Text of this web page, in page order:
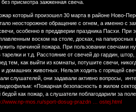
присмотра зажженная свеча.
который произошел 30 марта в районе Ново-
неосторожное обращение с огнем, а именно с
особенно в преддверии праздника Пасхи.
воском на столе, досках, на
причиной пожара. При пользовании свечами
тарелки и т.д. Расстояние от свечей до гардин,
тем, как выйти из комнаты, потушите свечи,
и домашних животных. Нельзя ходить с горящей
слушателей, они задавали активно вопросы,
«Пожарная безопасность в жилом
бедой как пожар, а слушатели поблагодарили за
www.np-mos.ru/sport-dosug-prazdn … ostej.html